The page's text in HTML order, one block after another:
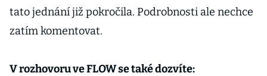
tato jednání již pokročila. Podrobnosti ale nechce
zatím komentovat.
V rozhovoru ve FLOW se také dozvíte: